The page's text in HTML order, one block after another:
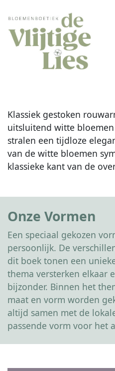
Klassiek gestoken
uitsluitend witte
stralen een tijdloze
van de witte bloemen
klassieke kant van de
Onze Vormen
Een speciaal gekozen
persoonlijk. De
dit boek tonen een
thema versterken elkaar
bijzonder. Binnen het
maat en vorm worden
altijd samen met de
passende vorm voor het